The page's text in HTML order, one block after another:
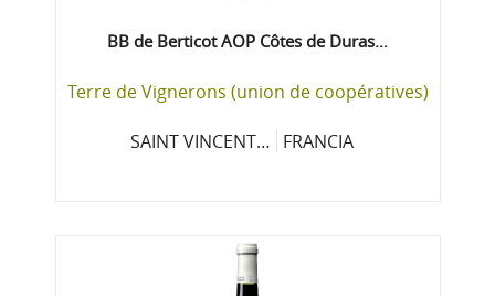
BB de Berticot AOP Côtes de Duras…
Terre de Vignerons (union de coopératives)
SAINT VINCENT… FRANCIA